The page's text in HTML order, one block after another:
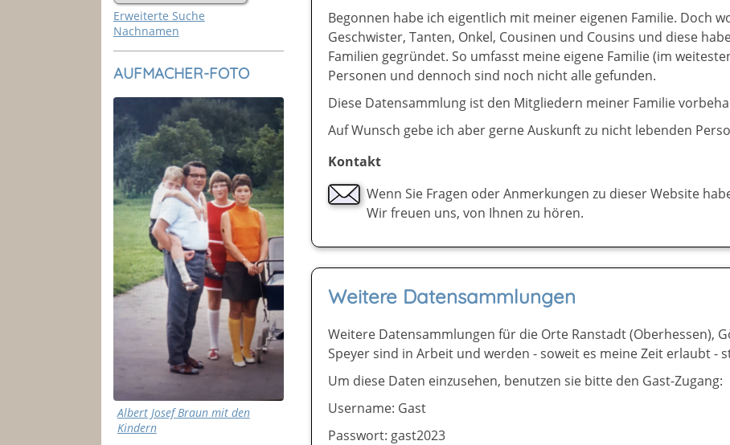
Erweiterte Suche
Nachnamen
AUFMACHER-FOTO
Albert Josef Braun mit den
Kindern
Begonnen habe ich eigentlich mit meiner eigenen Familie. Doch
Geschwister, Tanten, Onkel, Cousinen und Cousins und diese
Familien gegründet. So umfasst meine eigene Familie (im
Personen und dennoch sind noch nicht alle gefunden.
Diese Datensammlung ist den Mitgliedern meiner Familie
Auf Wunsch gebe ich aber gerne Auskunft zu nicht lebenden
Kontakt
Wenn Sie Fragen oder Anmerkungen zu dieser Website
Wir freuen uns, von Ihnen zu hören.
Weitere Datensammlungen
Weitere Datensammlungen für die Orte Ranstadt (Oberhessen),
Speyer sind in Arbeit und werden - soweit es meine Zeit erlaubt -
Um diese Daten einzusehen, benutzen sie bitte den Gast-Zugang:
Username: Gast
Passwort: gast2023